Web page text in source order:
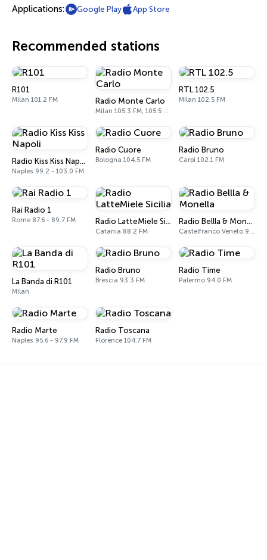
Applications: Google Play App Store
Recommended stations
R101
Milan 101.2 FM Radio Monte Carlo
Milan 105.3 FM, 105.5 FM
RTL 102.5
Milan 102.5 FM
Radio Kiss Kiss Napoli
Naples 99.2 - 103.0 FM
Radio Cuore
Bologna 104.5 FM
Radio Bruno
Carpi 102.1 FM
Rai Radio 1
Rome 87.6 - 89.7 FM Radio LatteMiele Sicilia
Catania 88.2 FM
Radio Bellla & Monella
Castelfranco Veneto 97.8 FM
La Banda di R101
Milan
Radio Bruno
Brescia 93.3 FM
Radio Time
Palermo 94.0 FM
Radio Marte
Naples 95.6 - 97.9 FM
Radio Toscana
Florence 104.7 FM